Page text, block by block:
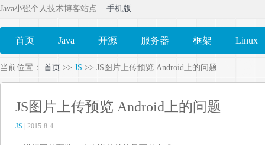
Java小强个人技术博客站点 手机版
首页 Java 开源 服务器 框架 Linux
当前位置： 首页 >> JS >> JS图片上传预览 Android上的问题
JS图片上传预览 Android上的问题
JS | 2015-8-4